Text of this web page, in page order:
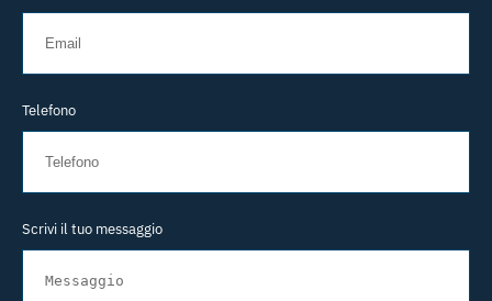
Telefono
Scrivi il tuo messaggio